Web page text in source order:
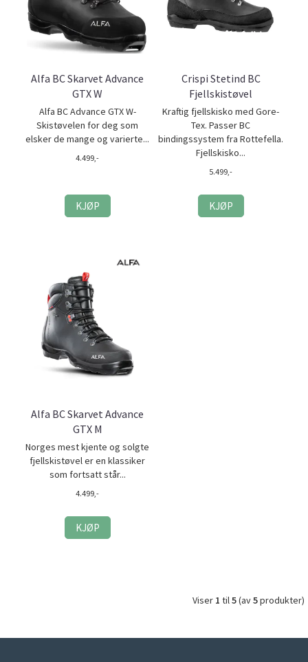
Alfa BC Skarvet Advance
GTX W
Alfa BC Advance GTX W-
Skistøvelen for deg som
elsker de mange og varierte...
4.499,-
KJØP
Crispi Stetind BC
Fjellskistøvel
Kraftig fjellskisko med Gore-
Tex. Passer BC
bindingssystem fra Rottefella.
Fjellskisko...
5.499,-
KJØP
Alfa BC Skarvet Advance
GTX M
Norges mest kjente og solgte
fjellskistøvel er en klassiker
som fortsatt står...
4.499,-
KJØP
Viser 1 til5(av5produkter)